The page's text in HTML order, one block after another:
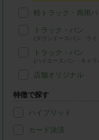
軽トラック・商用バ
トラック・バン
(タウンエースバン、ラ
トラック・バン
(ハイエースバン・キャラ
店舗オリジナル
特徴で探す
ハイブリッド
カード決済